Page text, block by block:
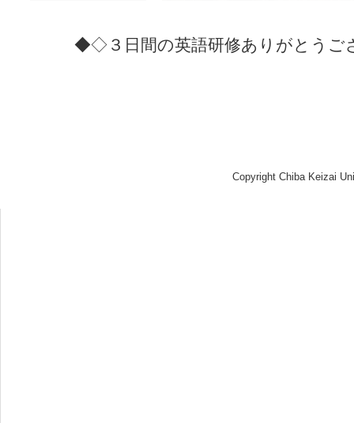
◆◇３日間の英語研修ありがとう
Copyright Chiba Keizai